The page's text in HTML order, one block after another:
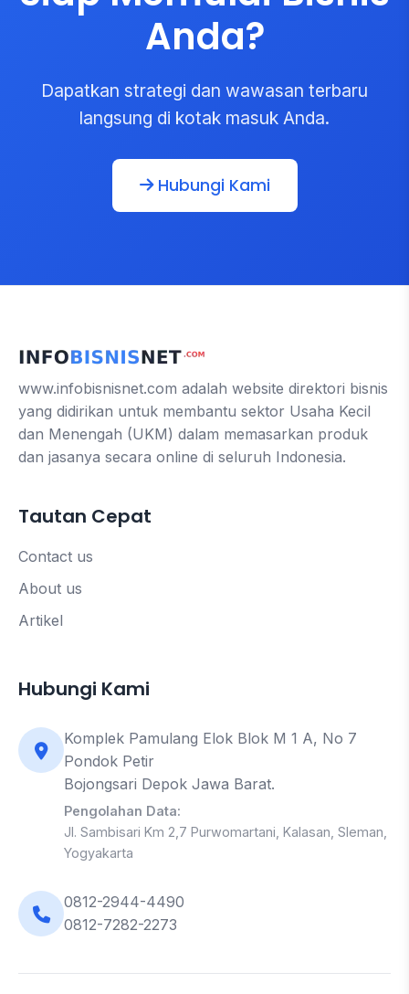
Anda?
Dapatkan strategi dan wawasan terbaru
langsung di kotak masuk Anda.
Hubungi Kami
www.infobisnisnet.com adalah website direktori bisnis
yang didirikan untuk membantu sektor Usaha Kecil
dan Menengah (UKM) dalam memasarkan produk
dan jasanya secara online di seluruh Indonesia.
Tautan Cepat
Contact us
About us
Artikel
Hubungi Kami
Komplek Pamulang Elok Blok M 1 A, No 7
Pondok Petir
Bojongsari Depok Jawa Barat.
Pengolahan Data:
Jl. Sambisari Km 2,7 Purwomartani, Kalasan, Sleman,
Yogyakarta
0812-2944-4490
0812-7282-2273